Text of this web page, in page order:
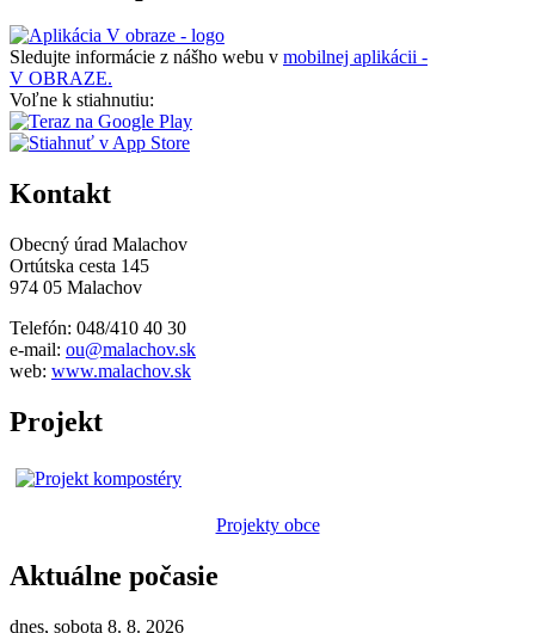
Sledujte informácie z nášho webu v mobilnej aplikácii -
V OBRAZE.
Voľne k stiahnutiu:
Kontakt
Obecný úrad Malachov
Ortútska cesta 145
974 05 Malachov
Telefón: 048/410 40 30
e-mail: ou@malachov.sk
web: www.malachov.sk
Projekt
Projekty obce
Aktuálne počasie
dnes, sobota 8. 8. 2026